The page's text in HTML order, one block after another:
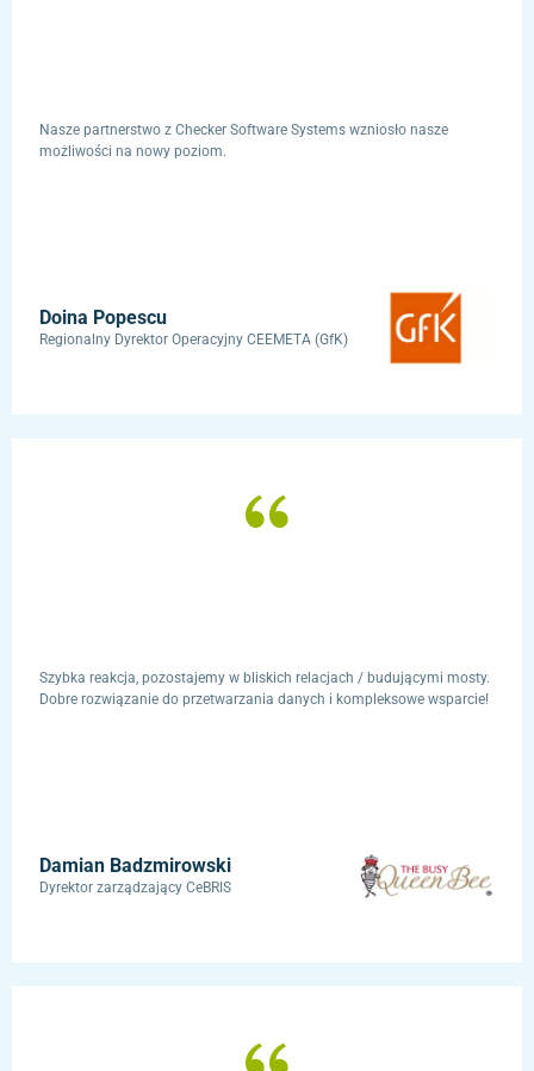
Nasze partnerstwo z Checker Software Systems wzniosło nasze
możliwości na nowy poziom.
Doina Popescu
Regionalny Dyrektor Operacyjny CEEMETA (GfK)
Szybka reakcja, pozostajemy w bliskich relacjach / budującymi mosty.
Dobre rozwiązanie do przetwarzania danych i kompleksowe wsparcie!
Damian Badzmirowski
Dyrektor zarządzający CeBRIS